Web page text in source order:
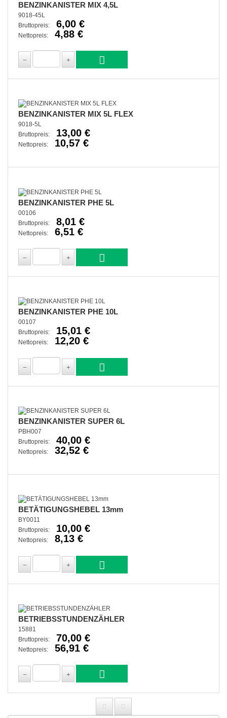
BENZINKANISTER MIX 4,5L
9018-45L
Bruttopreis:
6,00 €
Nettopreis: 4,88 €
BENZINKANISTER MIX 5L FLEX
9018-5L
Bruttopreis:
13,00 €
Nettopreis: 10,57 €
BENZINKANISTER PHE 5L
00106
Bruttopreis:
8,01 €
Nettopreis: 6,51 €
BENZINKANISTER PHE 10L
00107
Bruttopreis:
15,01 €
Nettopreis: 12,20 €
BENZINKANISTER SUPER 6L
PBH007
Bruttopreis:
40,00 €
Nettopreis: 32,52 €
BETÄTIGUNGSHEBEL 13mm
BY0011
Bruttopreis:
10,00 €
Nettopreis: 8,13 €
BETRIEBSSTUNDENZÄHLER
15881
Bruttopreis:
70,00 €
Nettopreis: 56,91 €